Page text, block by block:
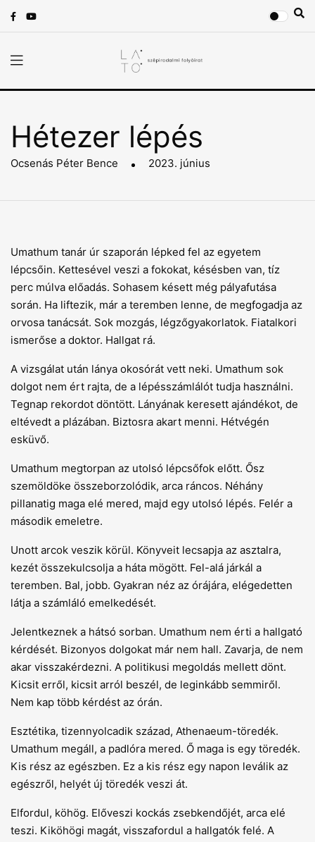
Hétezer lépés
Ocsenás Péter Bence 2023. június
Umathum tanár úr szaporán lépked fel az egyetem
lépcsőin. Kettesével veszi a fokokat, késésben van, tíz
perc múlva előadás. Sohasem késett még pályafutása
során. Ha liftezik, már a teremben lenne, de megfogadja az
orvosa tanácsát. Sok mozgás, légzőgyakorlatok. Fiatalkori
ismerőse a doktor. Hallgat rá.
A vizsgálat után lánya okosórát vett neki. Umathum sok
dolgot nem ért rajta, de a lépésszámlálót tudja használni.
Tegnap rekordot döntött. Lányának keresett ajándékot, de
eltévedt a plázában. Biztosra akart menni. Hétvégén
esküvő.
Umathum megtorpan az utolsó lépcsőfok előtt. Ősz
szemöldöke összeborzolódik, arca ráncos. Néhány
pillanatig maga elé mered, majd egy utolsó lépés. Felér a
második emeletre.
Unott arcok veszik körül. Könyveit lecsapja az asztalra,
kezét összekulcsolja a háta mögött. Fel-alá járkál a
teremben. Bal, jobb. Gyakran néz az órájára, elégedetten
látja a számláló emelkedését.
Jelentkeznek a hátsó sorban. Umathum nem érti a hallgató
kérdését. Bizonyos dolgokat már nem hall. Zavarja, de nem
akar visszakérdezni. A politikusi megoldás mellett dönt.
Kicsit erről, kicsit arról beszél, de leginkább semmiről.
Nem kap több kérdést az órán.
Esztétika, tizennyolcadik század, Athenaeum-töredék.
Umathum megáll, a padlóra mered. Ő maga is egy töredék.
Kis rész az egészben. Ez a kis rész egy napon leválik az
egészről, helyét új töredék veszi át.
Elfordul, köhög. Előveszi kockás zsebkendőjét, arca elé
teszi. Kiköhögi magát, visszafordul a hallgatók felé. A